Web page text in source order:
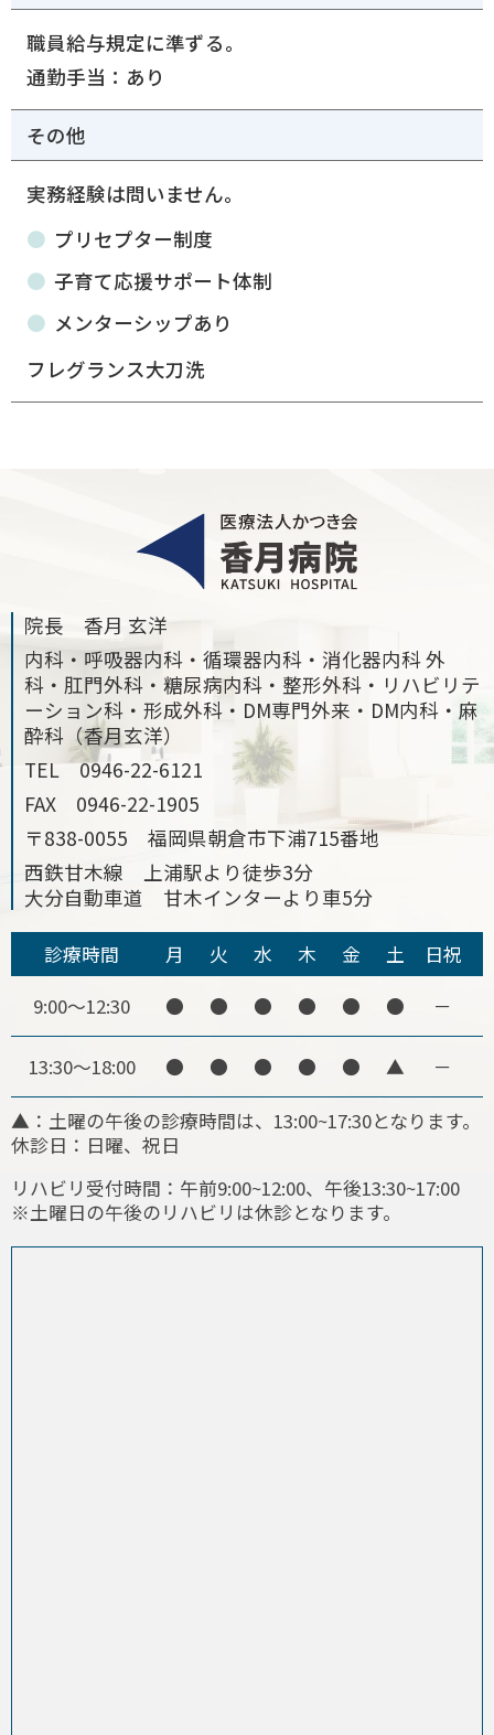
職員給与規定に準ずる。
通勤手当：あり
その他
実務経験は問いません。
プリセプター制度
子育て応援サポート体制
メンターシップあり
フレグランス大刀洗
院長 香月 玄洋
内科・呼吸器内科・循環器内科・消化器内科 外
科・肛門外科・糖尿病内科・整形外科・リハビリテ
ーション科・形成外科・DM専門外来・DM内科・麻
酔科（香月玄洋）
TEL0946-22-6121
FAX 0946-22-1905
〒838-0055 福岡県朝倉市下浦715番地
西鉄甘木線 上浦駅より徒歩3分
大分自動車道 甘木インターより車5分
▲：土曜の午後の診療時間は、13:00~17:30となります。
休診日：日曜、祝日
リハビリ受付時間：午前9:00~12:00、午後13:30~17:00
※土曜日の午後のリハビリは休診となります。
診療時間 月 火 水 木 金 土
日祝
9:00～12:30
● ● ● ● ● ● －
13:30～18:00 ● ● ● ● ● ▲ －